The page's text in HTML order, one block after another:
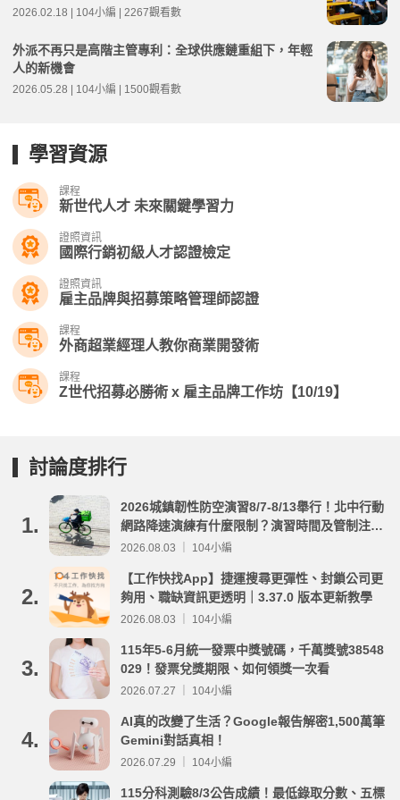
2026.02.18 | 104小編 | 2267觀看數
外派不再只是高階主管專利：全球供應鏈重組下，年輕
人的新機會
2026.05.28 | 104小編 | 1500觀看數
學習資源
課程
新世代人才 未來關鍵學習力
證照資訊
國際行銷初級人才認證檢定
證照資訊
雇主品牌與招募策略管理師認證
課程
外商超業經理人教你商業開發術
課程
Z世代招募必勝術 x 雇主品牌工作坊【10/19】
討論度排行
1.
2026城鎮韌性防空演習8/7-8/13舉行！北中行動
網路降速演練有什麼限制？演習時間及管制注意
事項整理
2026.08.03 ｜ 104小編
2.
【工作快找App】捷運搜尋更彈性、封鎖公司更
夠用、職缺資訊更透明｜3.37.0 版本更新教學
2026.08.03 ｜ 104小編
3.
115年5-6月統一發票中獎號碼，千萬獎號38548
029！發票兌獎期限、如何領獎一次看
2026.07.27 ｜ 104小編
4.
AI真的改變了生活？Google報告解密1,500萬筆
Gemini對話真相！
2026.07.29 ｜ 104小編
115分科測驗8/3公告成績！最低錄取分數、五標